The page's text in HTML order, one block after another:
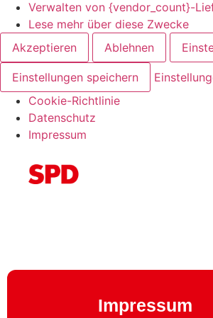
Verwalten von {vendor_count}-
Lese mehr über diese Zwecke
Akzeptieren
Ablehnen
Einstellungen speichern
Cookie-Richtlinie
Datenschutz
Impressum
Impressum